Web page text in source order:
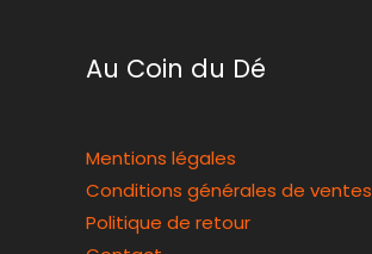
Au Coin du Dé
Mentions légales
Conditions générales de ventes
Politique de retour